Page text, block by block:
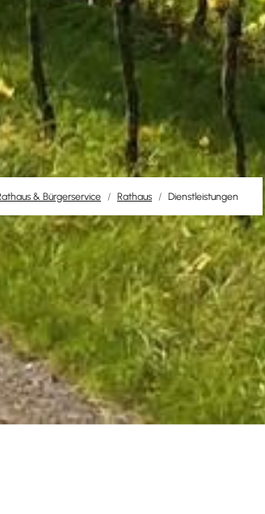
& Bürgerservice Rathaus Dienstleistungen